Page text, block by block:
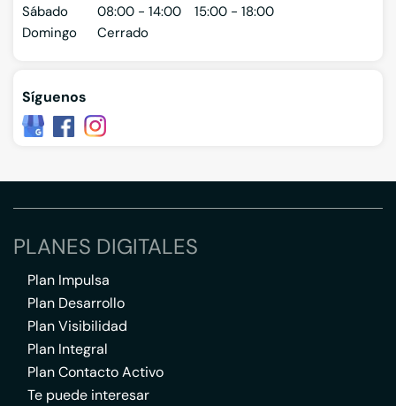
Sábado 08:00 - 14:00
15:00 - 18:00
Domingo
Cerrado
Síguenos
PLANES DIGITALES
Plan Impulsa
Plan Desarrollo
Plan Visibilidad
Plan Integral
Plan Contacto Activo
Te puede interesar